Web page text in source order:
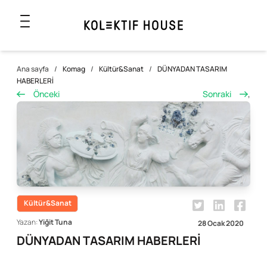
Ana sayfa / Komag / Kültür&Sanat / DÜNYADAN TASARIM
HABERLERİ
Önceki Sonraki ,
Kültür&Sanat
Yazan:Yiğit Tuna 28 Ocak 2020
DÜNYADAN TASARIM HABERLERİ